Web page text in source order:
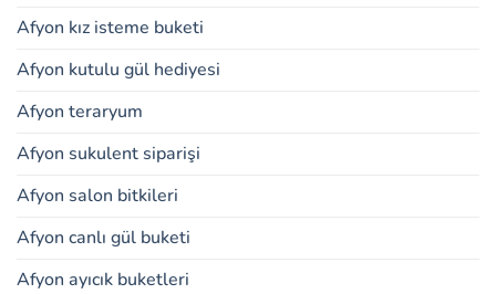
Afyon kız isteme buketi
Afyon kutulu gül hediyesi
Afyon teraryum
Afyon sukulent siparişi
Afyon salon bitkileri
Afyon canlı gül buketi
Afyon ayıcık buketleri